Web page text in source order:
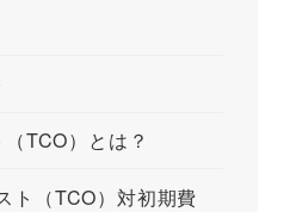
TCO）とは？
ト（TCO）対初期費